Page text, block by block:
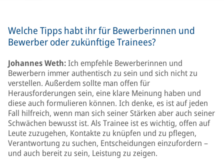
Welche Tipps habt ihr für Bewerberinnen und
Bewerber oder zukünftige Trainees?
Johannes Weth:Ich empfehle Bewerberinnen und
Bewerbern immer authentisch zu sein und sich nicht zu
verstellen. Außerdem sollte man offen für
Herausforderungen sein, eine klare Meinung haben und
diese auch formulieren können. Ich denke, es ist auf jeden
Fall hilfreich, wenn man sich seiner Stärken aber auch seiner
Schwächen bewusst ist. Als Trainee ist es wichtig, offen auf
Leute zuzugehen, Kontakte zu knüpfen und zu pflegen,
Verantwortung zu suchen, Entscheidungen einzufordern –
und auch bereit zu sein, Leistung zu zeigen.